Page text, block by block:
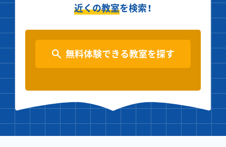
近くの教室を検索！
無料体験できる教室を探す